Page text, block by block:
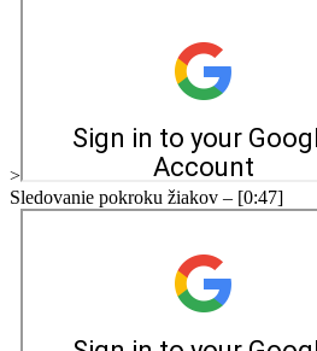
>
Sledovanie pokroku žiakov – [0:47]